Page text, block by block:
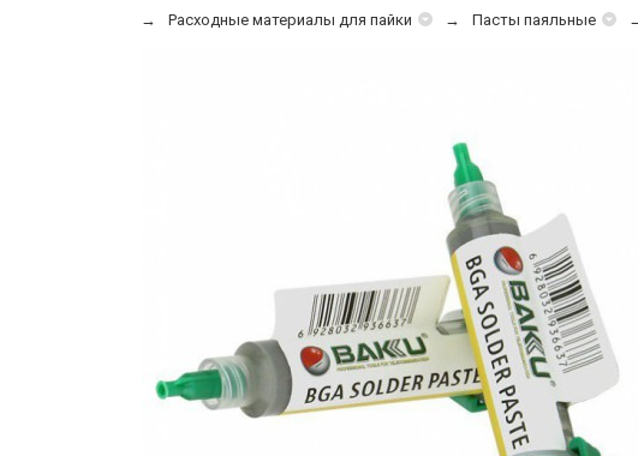
Расходные материалы для пайки
Пасты паяльные